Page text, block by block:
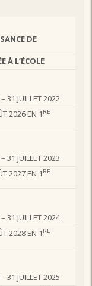
DE
À L’ÉCOLE
31 JUILLET 2022
2026 EN 1 RE
31 JUILLET 2023
2027 EN 1 RE
31 JUILLET 2024
2028 EN 1 RE
31 JUILLET 2025